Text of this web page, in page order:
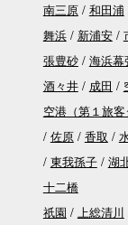
南三原
和田浦
舞浜
新浦安
張豊砂
海浜幕
酒々井
成田
空港（第１旅客
佐原
香取
東我孫子
湖
十二橋
祇園
上総清川